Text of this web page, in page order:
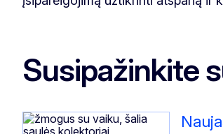
Susipažinkite